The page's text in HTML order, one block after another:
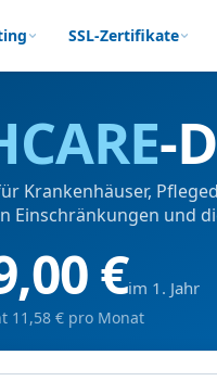
SSL-Zertifikate
-
Krankenhäuser,
Einschränkungen und
€im 1. Jahr
11,58 € pro Monat